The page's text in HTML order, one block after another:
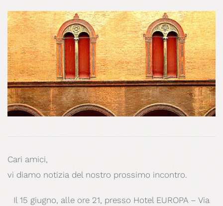
Cari amici,
vi diamo notizia del nostro prossimo incontro.
Il 15 giugno, alle ore 21, presso Hotel EUROPA – Via